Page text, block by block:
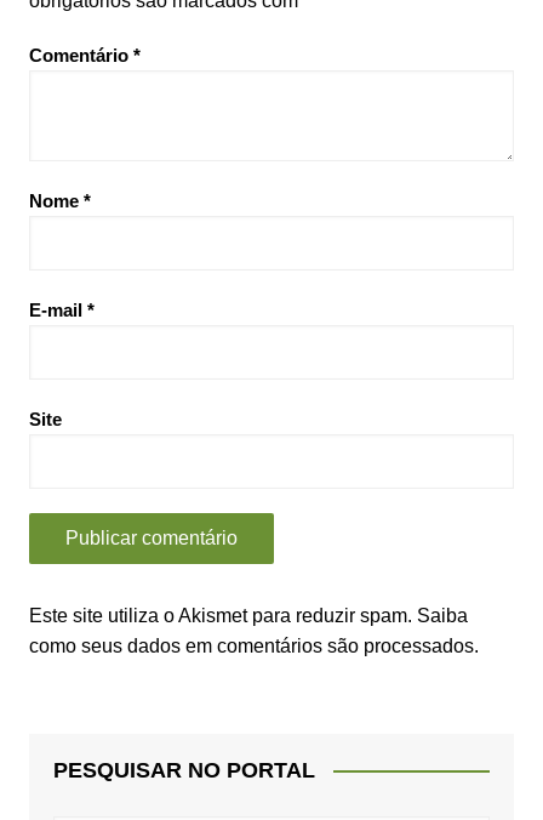
Comentário *
Nome *
E-mail *
Site
Este site utiliza o Akismet para reduzir spam. Saiba
como seus dados em comentários são processados.
PESQUISAR NO PORTAL